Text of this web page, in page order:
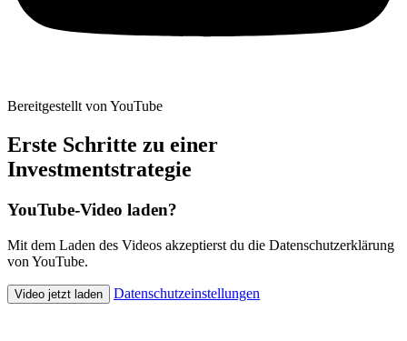
Bereitgestellt von YouTube
Erste Schritte zu einer
Investmentstrategie
YouTube-Video laden?
Mit dem Laden des Videos akzeptierst du die Datenschutzerklärung
von YouTube.
Video jetzt laden Datenschutzeinstellungen